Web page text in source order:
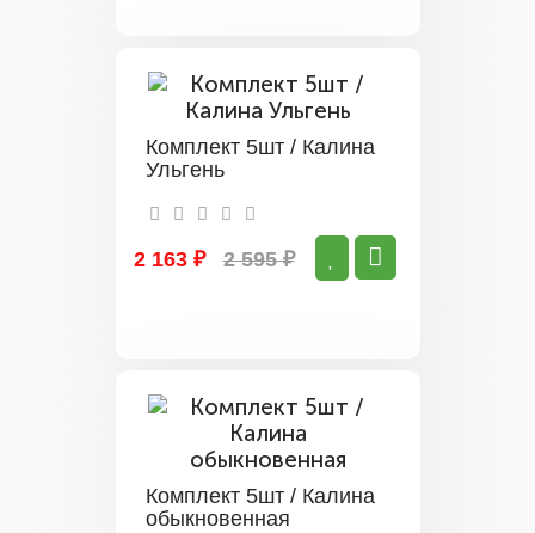
Комплект 5шт / Калина
Ульгень
2 163 ₽ 2 595 ₽
Комплект 5шт / Калина
обыкновенная